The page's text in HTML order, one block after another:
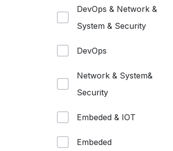
DevOps & Network &
System & Security
DevOps
Network & System&
Security
Embeded & IOT
Embeded